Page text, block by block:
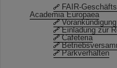
FAIR-
Academia Europaea
Einladung zur
Cafeteria
Parkverhalten